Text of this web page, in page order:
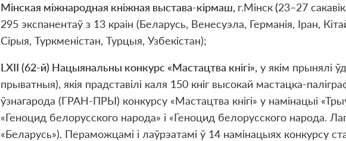
Мінская міжнародная кніжная выстава-кірмаш, г.Мінск(23–27
295 экспанентаў з 13 краін (Беларусь, Венесуэла, Германія, Іран,
Сірыя, Туркменістан, Турцыя, Узбекістан);
LXII (62-й) Нацыянальны конкурс «Мастацтва кнігі», у якім прынялі
прыватныя), якія прадставілі каля 150 кніг высокай мастацка-
ўзнагарода (ГРАН-ПРЫ) конкурсу «Мастацтва кнігі» у намінацыі
«Геноцид белорусского народа» і «Геноцид белорусского народа.
«Беларусь»). Пераможцамі і лаўрэатамі ў 14 намінацыях конкурсу